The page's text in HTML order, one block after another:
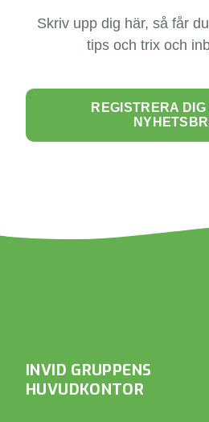
Skriv upp dig här, så får
tips och trix och
REGISTRERA
INVID GRUPPENS
HUVUDKONTOR